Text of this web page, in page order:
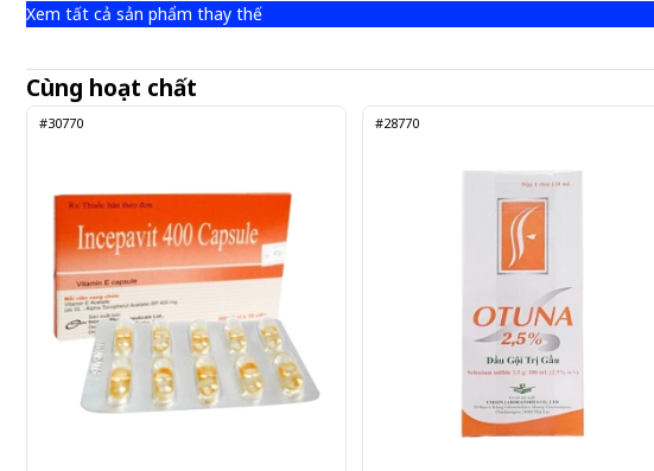
Xem tất cả sản phẩm thay thế
Cùng hoạt chất
#30770 #28770